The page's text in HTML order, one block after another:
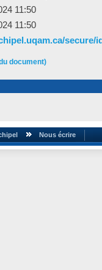
11:50
11:50
secure/
document)
Nous écrire